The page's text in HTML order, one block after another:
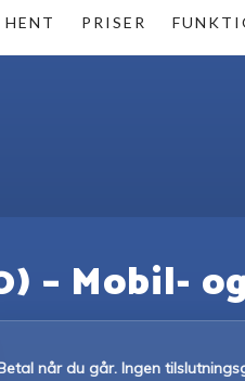
HENT PRISER
– Mobil-
når du går. Ingen